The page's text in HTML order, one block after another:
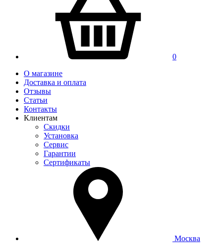
0
О магазине
Доставка и оплата
Отзывы
Статьи
Контакты
Клиентам
Скидки
Установка
Сервис
Гарантии
Сертификаты
Москва